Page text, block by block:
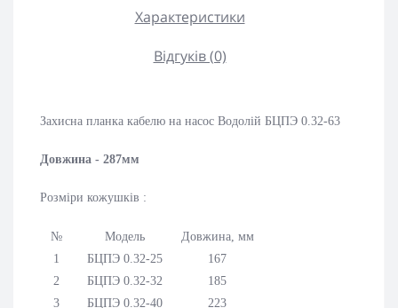
Характеристики
Відгуків (0)
Захисна планка кабелю на насос Водолій БЦПЭ 0.32-63
Довжина - 287мм
Розміри кожушків :
№ Модель Довжина, мм
1
БЦПЭ 0.32-25
167
2
БЦПЭ 0.32-32
185
3
БЦПЭ 0.32-40
223